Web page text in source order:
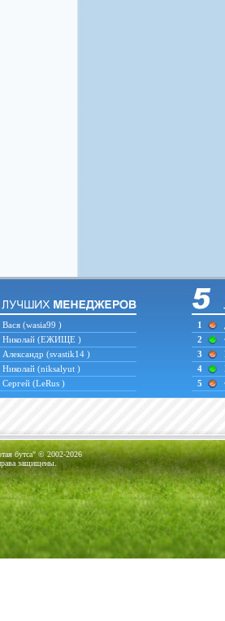
Вася (wasia99 )
Николай (ЕЖИЩЕ )
Александр (svastik14 )
Николай (niksalyut )
Сергей (LeRus )
1
2
3
4
5
бутса" © 2002-2026
защищены.